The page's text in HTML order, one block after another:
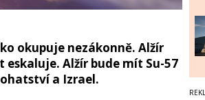
okupuje nezákonně. Alžír
Alžír bude mít Su-57
a Izrael.